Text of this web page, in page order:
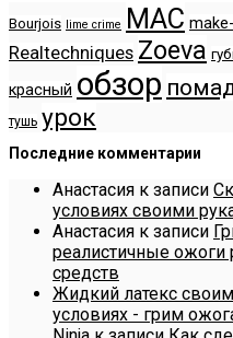
Bourjois lime crime MAC
Realtechniques Zoeva
красный обзор
тушь урок
Последние комментарии
Анастасия к записи
условиях своими
Анастасия к записи
реалистичные ожоги
средств
Жидкий латекс
условиях - грим